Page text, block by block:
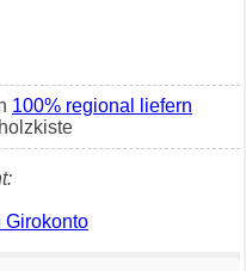
100% regional liefern
Girokonto